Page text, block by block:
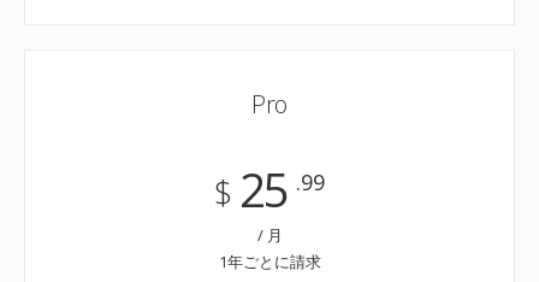
Pro
$ 25 .99
/ 月
1年ごとに請求